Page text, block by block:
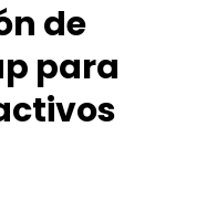
de
para